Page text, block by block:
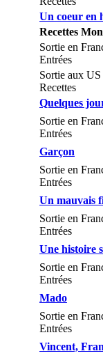
Un coeur en
Recettes
Sortie en
Entrées
Sortie aux US
Recettes
Quelques
Sortie en
Entrées
Garçon
Sortie en
Entrées
Un mauvais
Sortie en
Entrées
Une histoire
Sortie en
Entrées
Mado
Sortie en
Entrées
Vincent,